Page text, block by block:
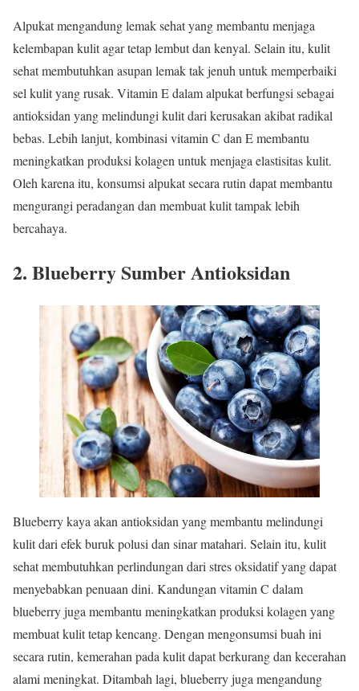
Alpukat mengandung lemak sehat yang membantu menjaga
kelembapan kulit agar tetap lembut dan kenyal. Selain itu, kulit
sehat membutuhkan asupan lemak tak jenuh untuk memperbaiki
sel kulit yang rusak. Vitamin E dalam alpukat berfungsi sebagai
antioksidan yang melindungi kulit dari kerusakan akibat radikal
bebas. Lebih lanjut, kombinasi vitamin C dan E membantu
meningkatkan produksi kolagen untuk menjaga elastisitas kulit.
Oleh karena itu, konsumsi alpukat secara rutin dapat membantu
mengurangi peradangan dan membuat kulit tampak lebih
bercahaya.
2. Blueberry Sumber Antioksidan
Blueberry kaya akan antioksidan yang membantu melindungi
kulit dari efek buruk polusi dan sinar matahari. Selain itu, kulit
sehat membutuhkan perlindungan dari stres oksidatif yang dapat
menyebabkan penuaan dini. Kandungan vitamin C dalam
blueberry juga membantu meningkatkan produksi kolagen yang
membuat kulit tetap kencang. Dengan mengonsumsi buah ini
secara rutin, kemerahan pada kulit dapat berkurang dan kecerahan
alami meningkat. Ditambah lagi, blueberry juga mengandung